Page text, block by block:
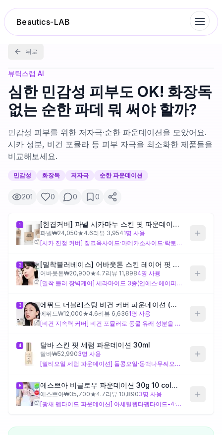
Beautics-LAB
랭킹
성분분석
나의 스킨케어
대화 이력
제품비교
Login
뒤로
뷰틱스랩 AI
심한 민감성 피부도 OK! 화장독
없는 순한 파데 뭐 써야 할까?
민감성 피부를 위한 저자극·순한 파운데이션을 모았어요.
시카 성분, 비건 포뮬라 등 피부 자극을 최소화한 제품들을
비교해보세요.
민감성 화장독 저자극 순한 파운데이션
201 0 0 0
1 [한겹커버] 파넬 시카마누 스킨 핏 파운데이션 30ml
파넬₩24,050★4.6리뷰 3,9541명 사용
[시카 진정 커버] 징크옥사이드·마데카소사이드·락토바실러스발효물 등 진정·피부보호 성분이 집중 배합되어, 화장독이 잦거나 자극에 민감한 피부의 부담을 줄이는 방향으로 설계된 제품입니다. 호호바씨오일·마카다미아씨오일 등 유성 성분도 포함되어 있어 극도로 민감한 지성 피부는 모공 막힘 여부를 확인하며 사용하는 것이 좋습니다.
2 [밀착블러베이스] 어바웃톤 스킨 레이어 핏 파운데이션 30ml 8종
어바웃톤₩20,900★4.7리뷰 11,8984명 사용
[밀착 블러 장벽케어] 세라마이드 3종(엔에스·에이피·이오피)과 귀리단백질추출물, 소듐구아이아줄렌설포네이트가 독자 배합되어 피부 장벽 보강과 진정을 함께 노린 설계입니다. 장벽이 약화된 민감성 피부에 잘 맞을 수 있으나, UV 차단 필터가 여러 종 포함되어 있어 자외선차단 성분에 민감하게 반응하는 피부는 사전 확인이 필요합니다.
3 에뛰드 더블래스팅 비건 커버 파운데이션 (브러쉬 기획/단품)
에뛰드₩12,000★4.6리뷰 6,6361명 사용
[비건 지속력 커버] 비건 포뮬러로 동물 유래 성분을 회피하고 싶은 민감성 피부에 선택지가 됩니다. 고유 차별 성분이 유화제 계열에 집중되어 전체 성분 구성이 비교적 단순한 편이어서 성분 부담을 줄이고 싶은 경우에 고려해볼 수 있으나, 집중적인 진정·스킨케어 설계는 상대적으로 적습니다.
4 달바 스킨 핏 세럼 파운데이션 30ml
달바₩52,9903명 사용
[멀티오일 세럼 파운데이션] 돌콩오일·동백나무씨오일·달맞이꽃오일·아보카도오일·블랙커민씨오일 등 다수의 식물성 오일이 독자적으로 배합되어 건성·초건성 민감 피부의 보습과 영양 공급을 겨냥한 설계입니다. 다만 향료 알레르겐(리모넨·리날룰·헥실신남알)이 포함되어 있어 향 성분에 민감하게 반응하는 피부는 주의가 필요합니다.
5 에스쁘아 비글로우 파운데이션 30g 10 colors
에스쁘아₩35,700★4.7리뷰 10,8903명 사용
[광채 펩타이드 파운데이션] 아세틸헵타펩타이드-4·아세틸헥사펩타이드-8·아세틸옥타펩타이드-3 등 다중 펩타이드와 수용성콜라겐, 소듐아세틸레이티드하이알루로네이트가 독자 배합되어 피부 광채와 탄력 케어를 동시에 노리는 구성입니다. 윤광감을 원하는 건성·복합성 민감 피부에 잘 맞을 수 있으나, UV 차단 필터가 여러 종 혼합되어 있어 필터 성분에 예민한 피부는 성분 확인 후 사용을 권장합니다.